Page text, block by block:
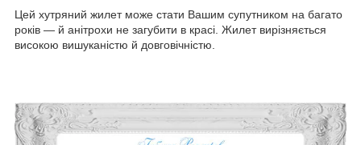
Цей хутряний жилет може стати Вашим супутником на багато
років — й анітрохи не загубити в красі. Жилет вирізняється
високою вишуканістю й довговічністю.